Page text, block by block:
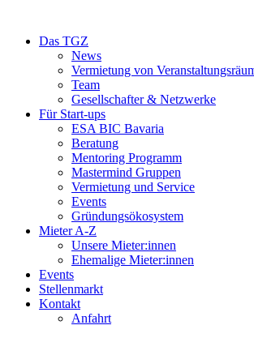
Das TGZ
News
Vermietung von
Team
Gesellschafter & Netzwerke
Für Start-ups
ESA BIC Bavaria
Beratung
Mentoring Programm
Mastermind Gruppen
Vermietung und Service
Events
Gründungsökosystem
Mieter A-Z
Unsere Mieter:innen
Ehemalige Mieter:innen
Events
Stellenmarkt
Kontakt
Anfahrt